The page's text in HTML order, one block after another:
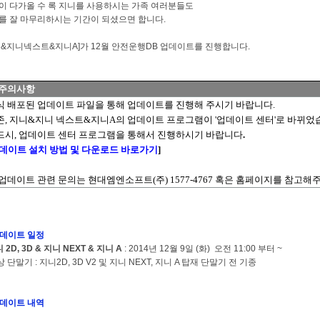
다가올 수 록 지니를 사용하시는 가족 여러분들도
잘 마무리하시는 기간이 되셨으면 합니다.
지니넥스트&지니A]가 12월 안전운행DB 업데이트를 진행합니다.
의사항
배포된 업데이트 파일을 통해 업데이트를 진행해 주시기 바랍니다.
지니&지니 넥스트&지니A의 업데이트 프로그램이 '업데이트 센터'로 바뀌었
시, 업데이트 센터 프로그램을 통해서 진행하시기 바랍니다.
이트 설치 방법 및 다운로드 바로가기 ]
데이트 관련 문의는 현대엠엔소프트(주) 1577-4767 혹은 홈페이지를 참고해
이트 일정
2D, 3D & 지니 NEXT & 지니 A : 2014년 12월 9일 (화) 오전 11:00 부터 ~
말기 : 지니2D, 3D V2 및 지니 NEXT, 지니 A 탑재 단말기 전 기종
이트 내역